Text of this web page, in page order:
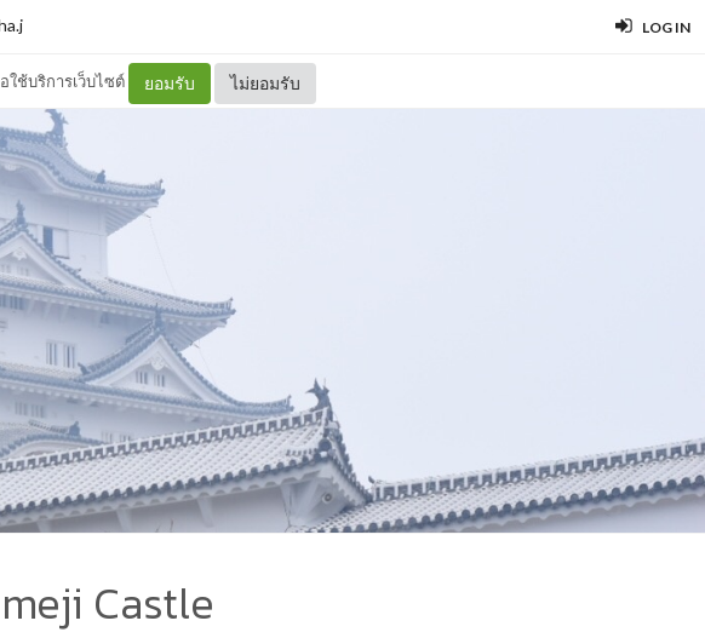
LOG IN
ใช้บริการเว็บไซต์ ยอมรับ ไม่ยอมรับ
Castle